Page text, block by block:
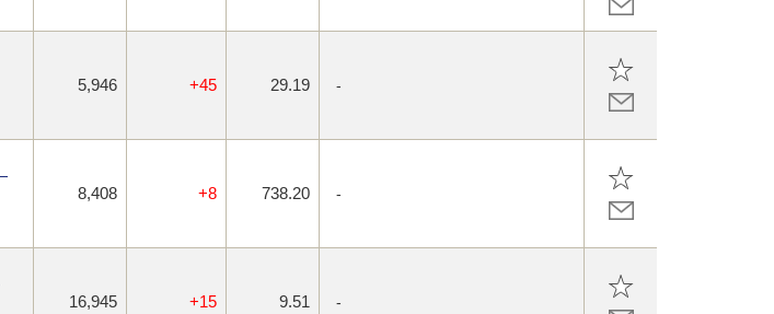
5,946 +45 29.19 -
8,408 +8 738.20 -
16,945 +15 9.51 -